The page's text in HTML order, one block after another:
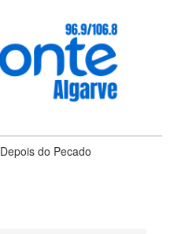
Depois do Pecado